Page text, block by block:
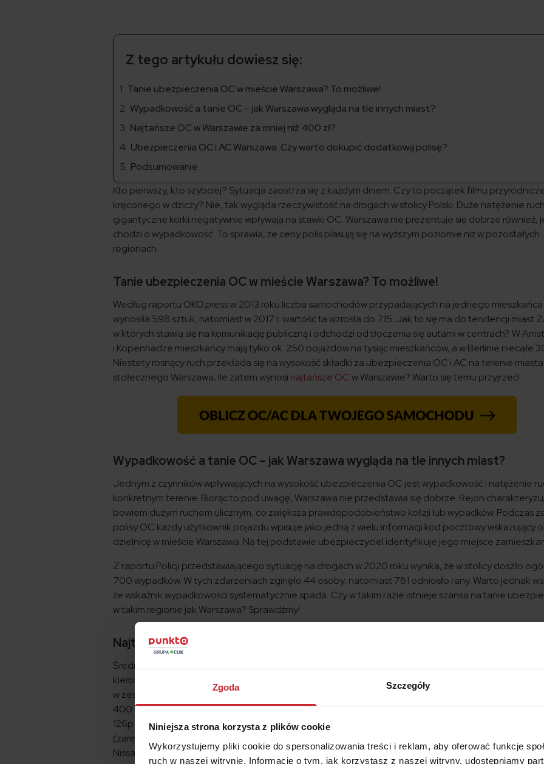
Zgoda Szczegóły
Niniejsza strona korzysta z plików cookie
Wykorzystujemy pliki cookie do spersonalizowania treści i reklam, aby oferować funkcje
ruch w naszej witrynie. Informacje o tym, jak korzystasz z naszej witryny, udostępniamy
Z tego artykułu dowiesz się:
Tanie ubezpieczenia OC w mieście Warszawa? To możliwe!
Wypadkowość a tanie OC – jak Warszawa wygląda na tle innych miast?
Najtańsze OC w Warszawie za mniej niż 400 zł?
Ubezpieczenia OC i AC Warszawa. Czy warto dokupić dodatkową polisę?
Podsumowanie
Kto pierwszy, kto szybciej? Sytuacja zaostrza się z każdym dniem. Czy to początek filmu
kręconego w dziczy? Nie, tak wygląda rzeczywistość na drogach w stolicy Polski. Duże natężenie
gigantyczne korki negatywnie wpływają na stawki OC. Warszawa nie prezentuje się dobrze również,
chodzi o wypadkowość. To sprawia, że ceny polis plasują się na wyższym poziomie niż w pozostałych
regionach.
Tanie ubezpieczenia OC w mieście Warszawa? To możliwe!
Według raportu OKO.press w 2013 roku liczba samochodów przypadających na jednego
wynosiła 598 sztuk, natomiast w 2017 r. wartość ta wzrosła do 715. Jak to się ma do tendencji miast
w których stawia się na komunikację publiczną i odchodzi od tłoczenia się autami w centrach? W
i Kopenhadze mieszkańcy mają tylko ok. 250 pojazdów na tysiąc mieszkańców, a w Berlinie niecałe
Niestety rosnący ruch przekłada się na wysokość składki za ubezpieczenia OC i AC na terenie miasta
stołecznego Warszawa. Ile zatem wynosi najtańsze OCw Warszawie? Warto się temu przyjrzeć!
Wypadkowość a tanie OC – jak Warszawa wygląda na tle innych miast?
Jednym z czynników wpływających na wysokość ubezpieczenia OC jest wypadkowość i natężenie
konkretnym terenie. Biorąc to pod uwagę, Warszawa nie przedstawia się dobrze. Rejon
bowiem dużym ruchem ulicznym, co zwiększa prawdopodobieństwo kolizji lub wypadków. Podczas
polisy OC każdy użytkownik pojazdu wpisuje jako jedną z wielu informacji kod pocztowy wskazujący
dzielnicę w mieście Warszawa. Na tej podstawie ubezpieczyciel identyfikuje jego miejsce
Z raportu Policji przedstawiającego sytuację na drogach w 2020 roku wynika, że w stolicy doszło
700 wypadków. W tych zdarzeniach zginęło 44 osoby, natomiast 781 odniosło rany. Warto jednak
że wskaźnik wypadkowości systematycznie spada. Czy w takim razie istnieje szansa na tanie
w takim regionie jak Warszawa? Sprawdźmy!
Najtańsze OC w Warszawie za mniej niż 400 zł?
Średnia cena
kierowcy w Polsce – w ubiegłym roku przeciętna składka za OC samochodu miała wartość 645
w zestawieniu z innymi rejonami Warszawa nie prezentuje się najkorzystniej, można znaleźć ofertę
400 złotych. Najtańsze OC, w kwocie208 złotych, wyszukała dla 48-letniego właściciela Fiata
126p
porównywarkamfind. Również 41-letni właściciel kultowego Trabanta 401 z 1988 roku
(zarejestrowanego w mieście Warszawa) nie zapłacił dużo, bo
Nissana Micra z 1988 roku wydał na OC280 zł.